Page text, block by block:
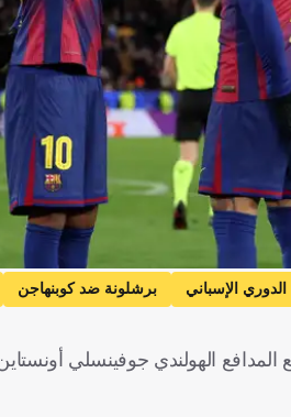
الدوري الإسباني برشلونة ضد كوبنهاجن